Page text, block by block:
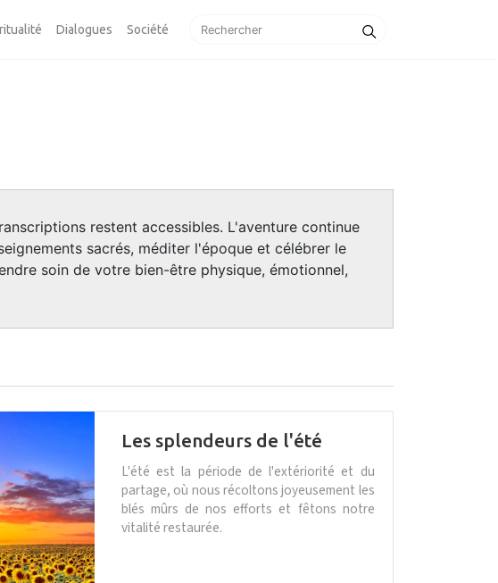
Dialogues Société
restent accessibles. L'aventure continue
sacrés, méditer l'époque et célébrer le
soin de votre bien-être physique, émotionnel,
Les splendeurs de l'été
L'été est la période de l'extériorité et du
partage, où nous récoltons joyeusement les
blés mûrs de nos efforts et fêtons notre
vitalité restaurée.